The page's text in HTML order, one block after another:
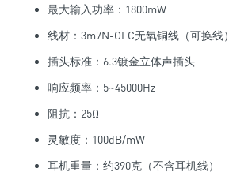
最大输入功率：1800mW
线材：3m7N-OFC无氧铜线（可换线）
插头标准：6.3镀金立体声插头
响应频率：5~45000Hz
阻抗：25Ω
灵敏度：100dB/mW
耳机重量：约390克（不含耳机线）